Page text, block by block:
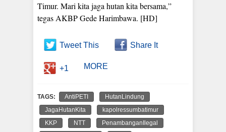
Timur. Mari kita jaga hutan kita bersama,”
tegas AKBP Gede Harimbawa. [HD]
Tweet This Share It
+1 MORE
TAGS: AntiPETI
HutanLindung
JagaHutanKita
kapolressumbatimur
KKP
NTT
PenambanganIlegal